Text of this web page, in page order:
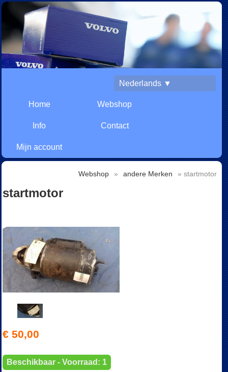
Nederlands ▼
Home Webshop
Info Contact
Mijn account
Webshop » andere Merken » startmotor
startmotor
€ 50,00
Beschikbaar - Voorraad: 1